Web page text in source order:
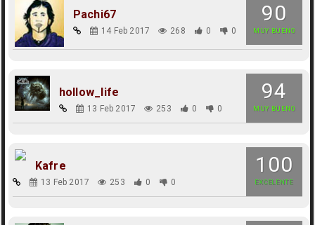
90
MUY BUENO
Pachi67
14 Feb 2017 268 0 0
94
MUY BUENO
hollow_life
13 Feb 2017 253 0 0
100
EXCELENTE
Kafre
13 Feb 2017 253 0 0